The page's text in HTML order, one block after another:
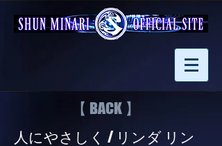
【 BACK 】
人にやさしく / リンダ リン